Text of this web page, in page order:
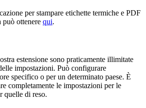
per stampare etichette termiche e PDF
può ottenere qui.
estensione sono praticamente illimitate
impostazioni. Può configurare
specifico o per un determinato paese. È
completamente le impostazioni per le
quelle di reso.